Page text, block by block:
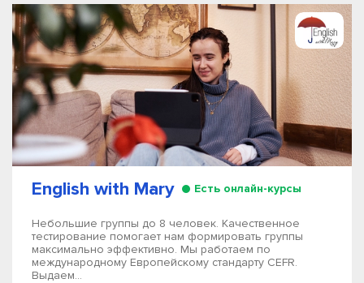
English with Mary Есть онлайн-курсы
Небольшие группы до 8 человек. Качественное
тестирование помогает нам формировать группы
максимально эффективно. Мы работаем по
международному Европейскому стандарту CEFR.
Выдаем...